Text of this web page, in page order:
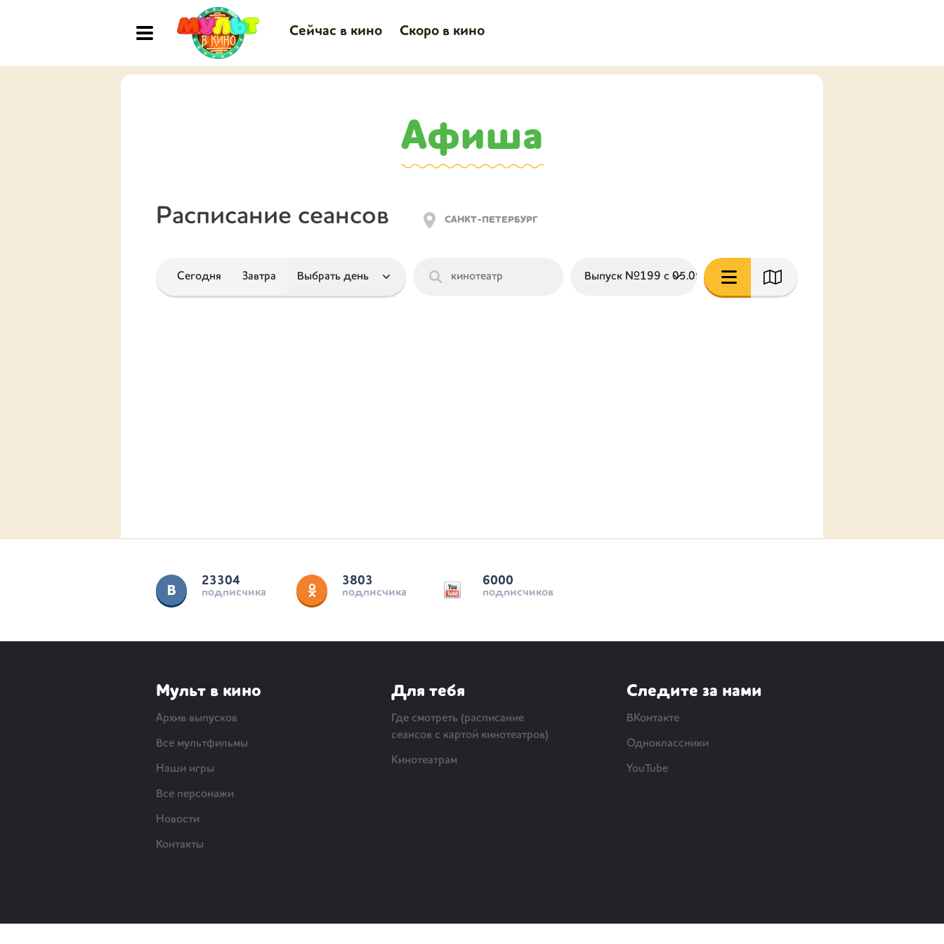
Сейчас в кино Скоро в кино
Афиша
Расписание сеансов
Сегодня Завтра
23304
подписчика
3803
подписчика
6000
подписчиков
Мульт в кино
Архив выпусков
Все мультфильмы
Наши игры
Все персонажи
Новости
Контакты
Для тебя
Где смотреть (расписание
сеансов с картой кинотеатров)
Кинотеатрам
Следите за нами
ВКонтакте
Одноклассники
YouTube